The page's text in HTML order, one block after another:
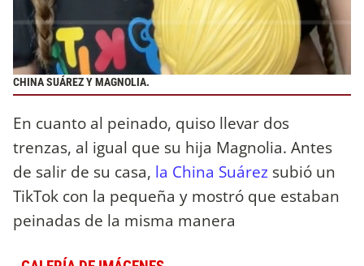
CHINA SUÁREZ Y MAGNOLIA.
En cuanto al peinado, quiso llevar dos
trenzas, al igual que su hija Magnolia. Antes
de salir de su casa, la China Suárez subió un
TikTok con la pequeña y mostró que estaban
peinadas de la misma manera